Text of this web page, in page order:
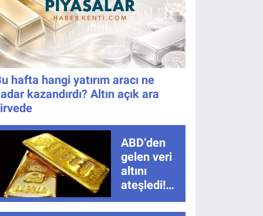
hafta hangi yatırım aracı ne
kazandırdı? Altın açık ara
ABD’den
gelen veri
altını
ateşledi!
Tarım dışı
istihdam